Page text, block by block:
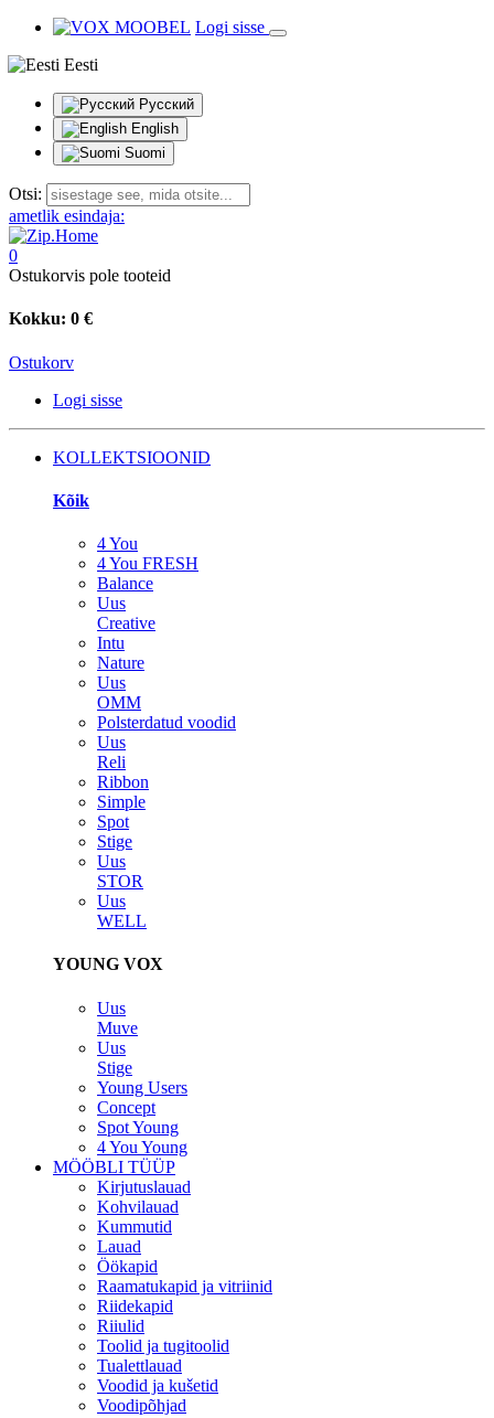
Logi sisse
Eesti
Русский
English
Suomi
Otsi:
ametlik esindaja:
0
Ostukorvis pole tooteid
Kokku: 0 €
Ostukorv
Logi sisse
KOLLEKTSIOONID
Kõik
4 You
4 You FRESH
Balance
Uus
Creative
Intu
Nature
Uus
OMM
Polsterdatud voodid
Uus
Reli
Ribbon
Simple
Spot
Stige
Uus
STOR
Uus
WELL
YOUNG VOX
Uus
Muve
Uus
Stige
Young Users
Concept
Spot Young
4 You Young
MÖÖBLI TÜÜP
Kirjutuslauad
Kohvilauad
Kummutid
Lauad
Öökapid
Raamatukapid ja vitriinid
Riidekapid
Riiulid
Toolid ja tugitoolid
Tualettlauad
Voodid ja kušetid
Voodipõhjad